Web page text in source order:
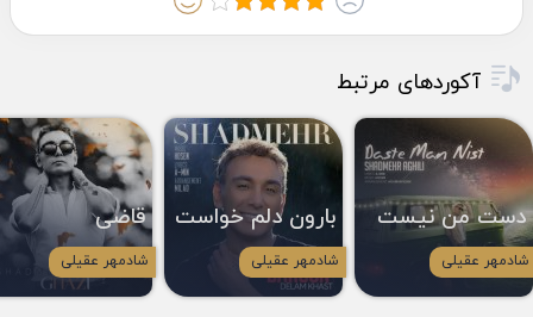
آکوردهای مرتبط
دست من نیست
شادمهر عقیلی
بارون دلم خواست
شادمهر عقیلی
قاضی
شادمهر عقیلی